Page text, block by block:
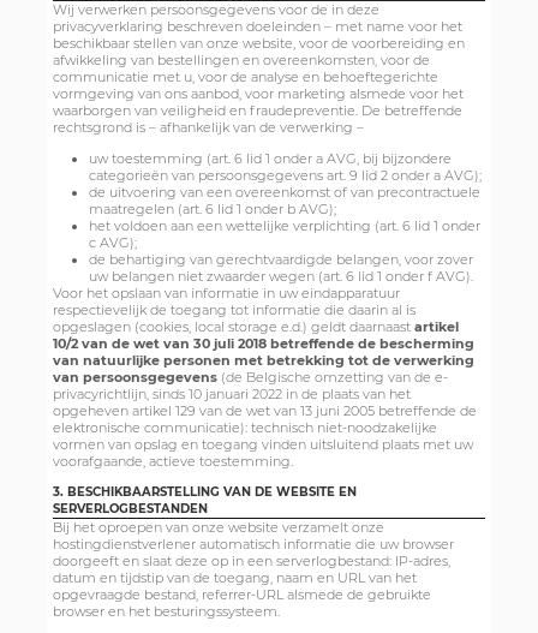
Wij verwerken persoonsgegevens voor de in deze
privacyverklaring beschreven doeleinden – met name voor het
beschikbaar stellen van onze website, voor de voorbereiding en
afwikkeling van bestellingen en overeenkomsten, voor de
communicatie met u, voor de analyse en behoeftegerichte
vormgeving van ons aanbod, voor marketing alsmede voor het
waarborgen van veiligheid en fraudepreventie. De betreffende
rechtsgrond is – afhankelijk van de verwerking –
uw toestemming (art. 6 lid 1 onder a AVG, bij bijzondere
categorieën van persoonsgegevens art. 9 lid 2 onder a AVG);
de uitvoering van een overeenkomst of van precontractuele
maatregelen (art. 6 lid 1 onder b AVG);
het voldoen aan een wettelijke verplichting (art. 6 lid 1 onder
c AVG);
de behartiging van gerechtvaardigde belangen, voor zover
uw belangen niet zwaarder wegen (art. 6 lid 1 onder f AVG).
Voor het opslaan van informatie in uw eindapparatuur
respectievelijk de toegang tot informatie die daarin al is
opgeslagen (cookies, local storage e.d.) geldt daarnaast artikel
10/2 van de wet van 30 juli 2018 betreffende de bescherming
van natuurlijke personen met betrekking tot de verwerking
van persoonsgegevens (de Belgische omzetting van de e-
privacyrichtlijn, sinds 10 januari 2022 in de plaats van het
opgeheven artikel 129 van de wet van 13 juni 2005 betreffende de
elektronische communicatie): technisch niet-noodzakelijke
vormen van opslag en toegang vinden uitsluitend plaats met uw
voorafgaande, actieve toestemming.
3. BESCHIKBAARSTELLING VAN DE WEBSITE EN
SERVERLOGBESTANDEN
Bij het oproepen van onze website verzamelt onze
hostingdienstverlener automatisch informatie die uw browser
doorgeeft en slaat deze op in een serverlogbestand: IP-adres,
datum en tijdstip van de toegang, naam en URL van het
opgevraagde bestand, referrer-URL alsmede de gebruikte
browser en het besturingssysteem.